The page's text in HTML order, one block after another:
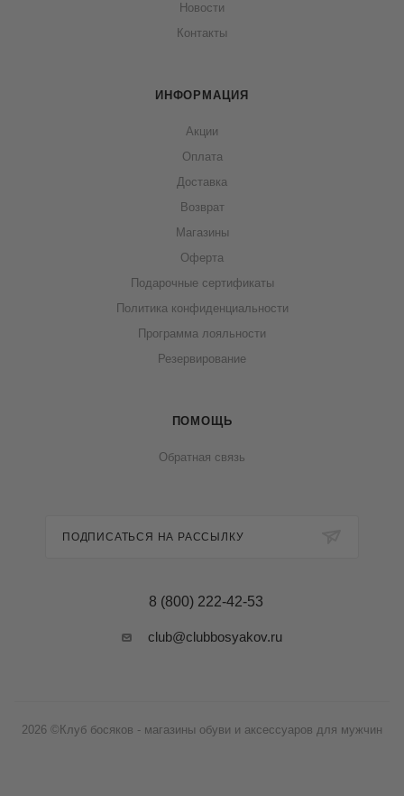
Новости
Контакты
ИНФОРМАЦИЯ
Акции
Оплата
Доставка
Возврат
Магазины
Оферта
Подарочные сертификаты
Политика конфиденциальности
Программа лояльности
Резервирование
ПОМОЩЬ
Обратная связь
ПОДПИСАТЬСЯ НА РАССЫЛКУ
8 (800) 222-42-53
club@clubbosyakov.ru
2026 ©Клуб босяков - магазины обуви и аксессуаров для мужчин